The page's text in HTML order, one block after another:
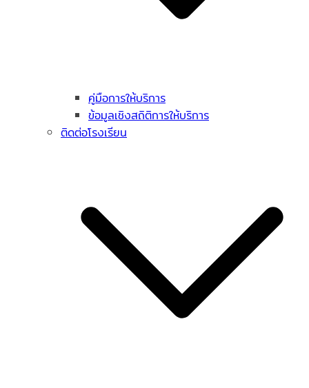
คู่มือการให้บริการ
ข้อมูลเชิงสถิติการให้บริการ
ติดต่อโรงเรียน